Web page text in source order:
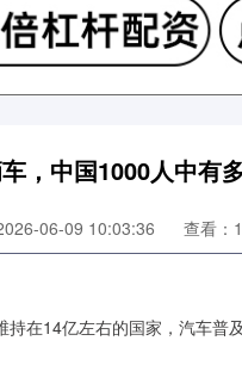
，中国1000人中有
06-09 10:03:36 查看：
在14亿左右的国家，汽车普